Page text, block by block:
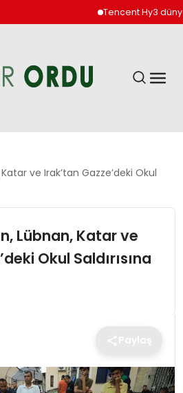
Tencent Hy3 dünya
ve Irak’tan Gazze’deki Okul
Lübnan, Katar ve
Okul Saldırısına